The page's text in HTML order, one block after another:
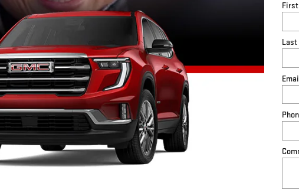
Last